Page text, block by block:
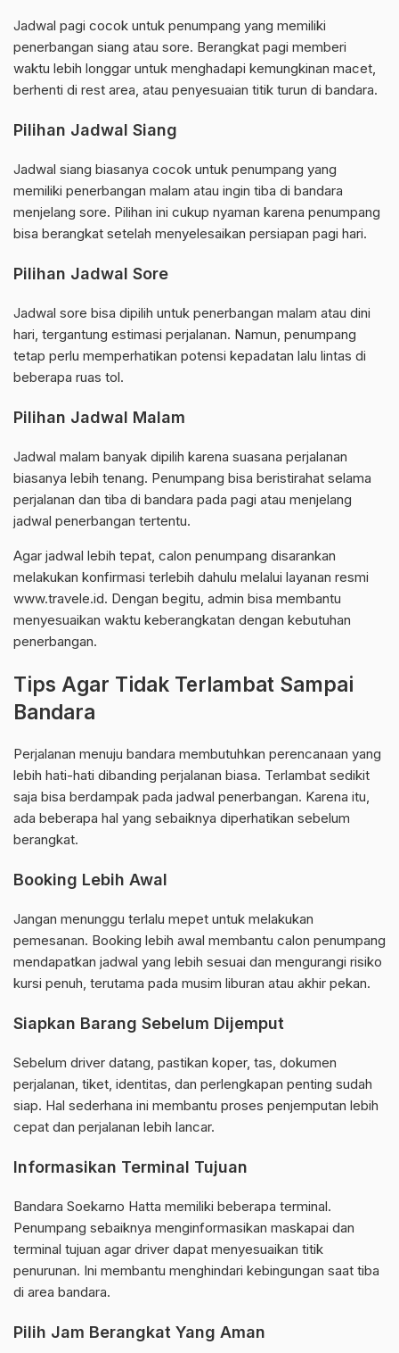
Jadwal pagi cocok untuk penumpang yang memiliki
penerbangan siang atau sore. Berangkat pagi memberi
waktu lebih longgar untuk menghadapi kemungkinan macet,
berhenti di rest area, atau penyesuaian titik turun di bandara.
Pilihan Jadwal Siang
Jadwal siang biasanya cocok untuk penumpang yang
memiliki penerbangan malam atau ingin tiba di bandara
menjelang sore. Pilihan ini cukup nyaman karena penumpang
bisa berangkat setelah menyelesaikan persiapan pagi hari.
Pilihan Jadwal Sore
Jadwal sore bisa dipilih untuk penerbangan malam atau dini
hari, tergantung estimasi perjalanan. Namun, penumpang
tetap perlu memperhatikan potensi kepadatan lalu lintas di
beberapa ruas tol.
Pilihan Jadwal Malam
Jadwal malam banyak dipilih karena suasana perjalanan
biasanya lebih tenang. Penumpang bisa beristirahat selama
perjalanan dan tiba di bandara pada pagi atau menjelang
jadwal penerbangan tertentu.
Agar jadwal lebih tepat, calon penumpang disarankan
melakukan konfirmasi terlebih dahulu melalui layanan resmi
www.travele.id. Dengan begitu, admin bisa membantu
menyesuaikan waktu keberangkatan dengan kebutuhan
penerbangan.
Tips Agar Tidak Terlambat Sampai
Bandara
Perjalanan menuju bandara membutuhkan perencanaan yang
lebih hati-hati dibanding perjalanan biasa. Terlambat sedikit
saja bisa berdampak pada jadwal penerbangan. Karena itu,
ada beberapa hal yang sebaiknya diperhatikan sebelum
berangkat.
Booking Lebih Awal
Jangan menunggu terlalu mepet untuk melakukan
pemesanan. Booking lebih awal membantu calon penumpang
mendapatkan jadwal yang lebih sesuai dan mengurangi risiko
kursi penuh, terutama pada musim liburan atau akhir pekan.
Siapkan Barang Sebelum Dijemput
Sebelum driver datang, pastikan koper, tas, dokumen
perjalanan, tiket, identitas, dan perlengkapan penting sudah
siap. Hal sederhana ini membantu proses penjemputan lebih
cepat dan perjalanan lebih lancar.
Informasikan Terminal Tujuan
Bandara Soekarno Hatta memiliki beberapa terminal.
Penumpang sebaiknya menginformasikan maskapai dan
terminal tujuan agar driver dapat menyesuaikan titik
penurunan. Ini membantu menghindari kebingungan saat tiba
di area bandara.
Pilih Jam Berangkat Yang Aman